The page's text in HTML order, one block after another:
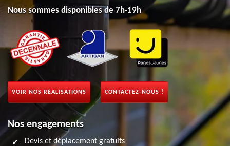
Nous sommes disponibles de 7h-19h
VOIR NOS RÉALISATIONS CONTACTEZ-NOUS !
Nos engagements
Devis et déplacement gratuits